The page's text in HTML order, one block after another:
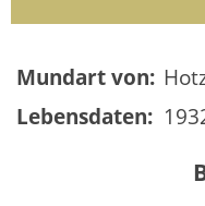
Mundart von:
Lebensdaten: